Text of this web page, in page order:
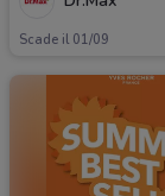
Scade il 01/09